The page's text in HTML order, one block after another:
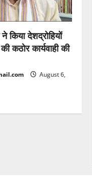
किया देशद्रोहियों
कठोर कार्यवाही की
August 6,